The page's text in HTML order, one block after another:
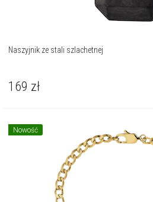
Naszyjnik ze stali szlachetnej
169 zł
Nowość